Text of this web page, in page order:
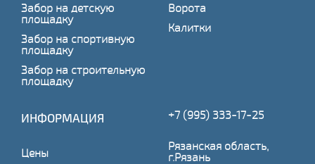
Забор на детскую
площадку
Забор на спортивную
площадку
Забор на строительную
площадку
Ворота
Калитки
ИНФОРМАЦИЯ
Цены
+7 (995) 333-17-25
Рязанская область,
г.Рязань